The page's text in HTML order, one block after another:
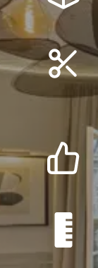
Les
options
peuvent
être
choisies
sur
produit